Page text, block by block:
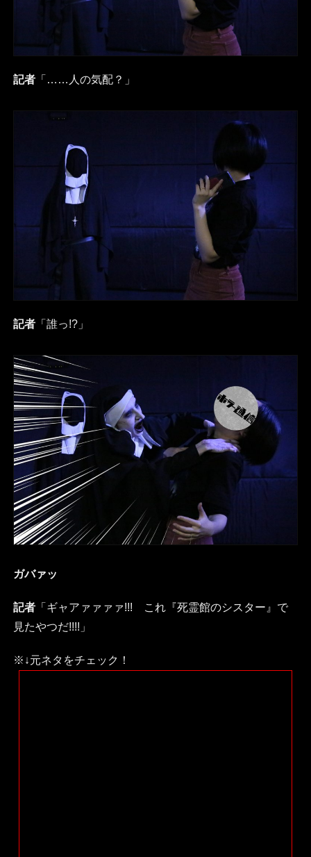
記者「……人の気配？」
記者「誰っ!?」
ガバァッ
記者「ギャアァァァァ!!! これ『死霊館のシスター』で
見たやつだ!!!!」
※↓元ネタをチェック！